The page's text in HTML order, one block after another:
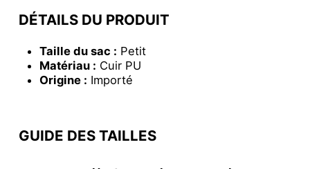
DÉTAILS DU PRODUIT
Taille du sac : Petit
Matériau : Cuir PU
Origine : Importé
GUIDE DES TAILLES